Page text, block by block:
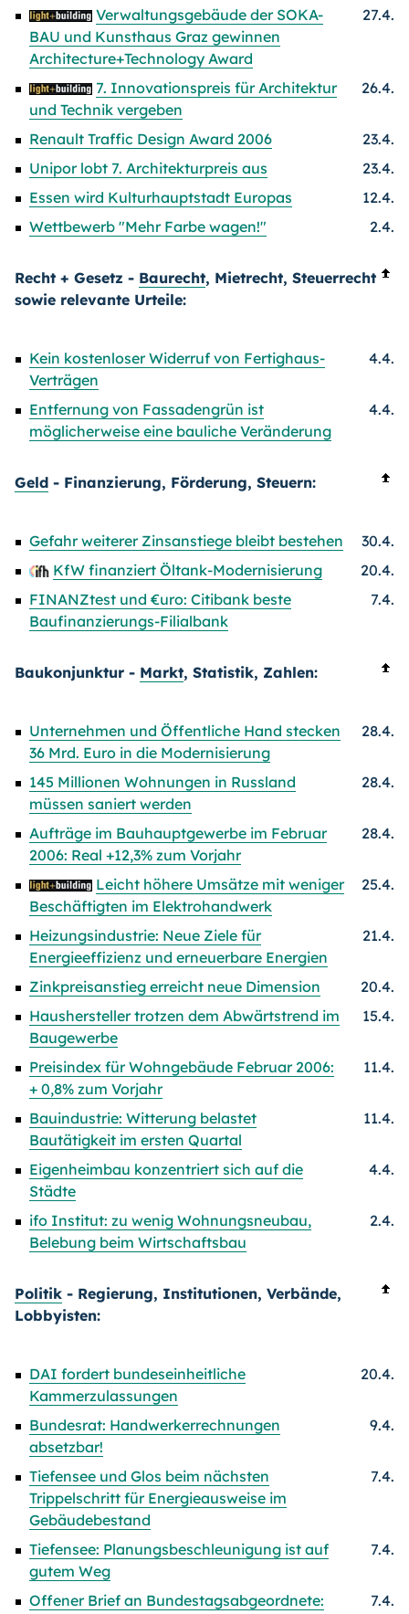
Verwaltungsgebäude der SOKA-
BAU und Kunsthaus Graz gewinnen
Architecture+Technology Award
27.4.
7. Innovationspreis für Architektur
und Technik vergeben
26.4.
Renault Traffic Design Award 2006
23.4.
Unipor lobt 7. Architekturpreis aus
23.4.
Essen wird Kulturhauptstadt Europas
12.4.
Wettbewerb "Mehr Farbe wagen!"
2.4.
Recht + Gesetz - Baurecht, Mietrecht, Steuerrecht
sowie relevante Urteile:
Kein kostenloser Widerruf von Fertighaus-
Verträgen
4.4.
Entfernung von Fassadengrün ist
möglicherweise eine bauliche Veränderung
4.4.
Geld - Finanzierung, Förderung, Steuern:
Gefahr weiterer Zinsanstiege bleibt bestehen
30.4.
KfW finanziert Öltank-Modernisierung
20.4.
FINANZtest und €uro: Citibank beste
Baufinanzierungs-Filialbank
7.4.
Baukonjunktur - Markt, Statistik, Zahlen:
Unternehmen und Öffentliche Hand stecken
36 Mrd. Euro in die Modernisierung
28.4.
145 Millionen Wohnungen in Russland
müssen saniert werden
28.4.
Aufträge im Bauhauptgewerbe im Februar
2006: Real +12,3% zum Vorjahr
28.4.
Leicht höhere Umsätze mit weniger
Beschäftigten im Elektrohandwerk
25.4.
Heizungsindustrie: Neue Ziele für
Energieeffizienz und erneuerbare Energien
21.4.
Zinkpreisanstieg erreicht neue Dimension
20.4.
Haushersteller trotzen dem Abwärtstrend im
Baugewerbe
15.4.
Preisindex für Wohngebäude Februar 2006:
+ 0,8% zum Vorjahr
11.4.
Bauindustrie: Witterung belastet
Bautätigkeit im ersten Quartal
11.4.
Eigenheimbau konzentriert sich auf die
Städte
4.4.
ifo Institut: zu wenig Wohnungsneubau,
Belebung beim Wirtschaftsbau
2.4.
Politik - Regierung, Institutionen, Verbände,
Lobbyisten:
DAI fordert bundeseinheitliche
Kammerzulassungen
20.4.
Bundesrat: Handwerkerrechnungen
absetzbar!
9.4.
Tiefensee und Glos beim nächsten
Trippelschritt für Energieausweise im
Gebäudebestand
7.4.
Tiefensee: Planungsbeschleunigung ist auf
gutem Weg
7.4.
Offener Brief an Bundestagsabgeordnete:
7.4.